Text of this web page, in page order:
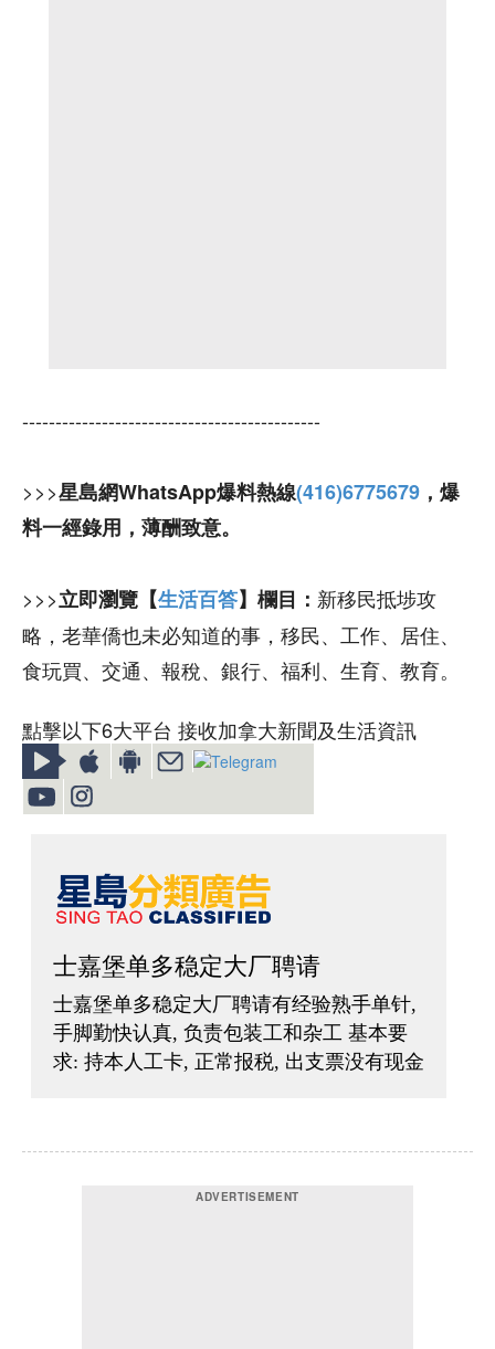
---------------------------------------------
>>>星島網WhatsApp爆料熱線(416)6775679 ，爆
料一經錄用，薄酬致意。
>>>立即瀏覽【生活百答】欄目： 新移民抵埗攻
略，老華僑也未必知道的事，移民、工作、居住、
食玩買、交通、報稅、銀行、福利、生育、教育。
點擊以下6大平台 接收加拿大新聞及生活資訊